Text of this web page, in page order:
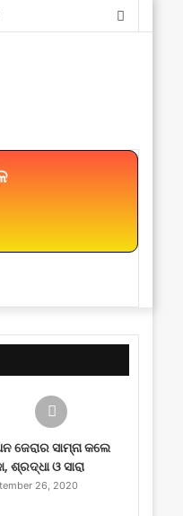
Search
ଜେରାର ସାମ୍ନା କଲେ
ଶ୍ରଦ୍ଧା ଓ ସାରା
26, 2020